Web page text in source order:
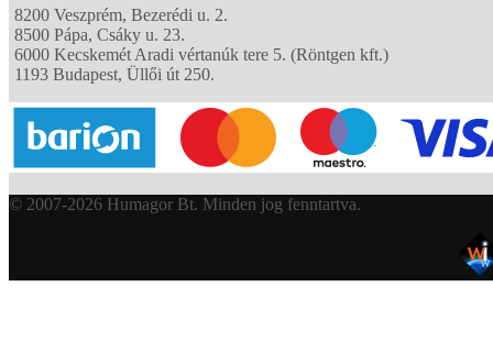
8200 Veszprém, Bezerédi u. 2.
8500 Pápa, Csáky u. 23.
6000 Kecskemét Aradi vértanúk tere 5. (Röntgen kft.)
1193 Budapest, Üllői út 250.
© 2007-2026 Humagor Bt. Minden jog fenntartva.